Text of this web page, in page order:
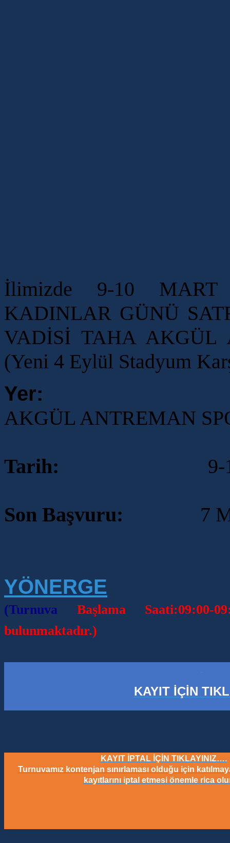
İlimizde 9-10 MART
KADINLAR GÜNÜ
VADİSİ TAHA AKGÜL
(Yeni 4 Eylül Stadyum
Yer:
AKGÜL ANTREMAN
Tarih: 9-
Son Başvuru: 7
YÖNERGE
(Turnuva Başlama
bulunmaktadır.)
KAYIT İÇİN
KAYIT İPTAL İÇİN TIKLAYINIZ….
Turnuvamız kontenjan sınırlaması olduğu için
kayıtlarını iptal etmesi önemle rica